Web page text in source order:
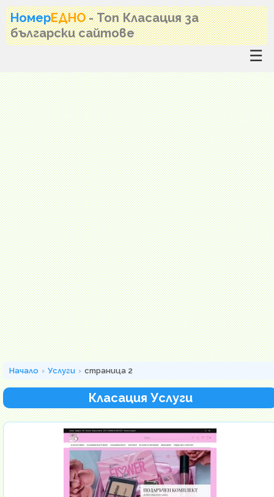
НомерЕДНО - Топ Класация за
български сайтове
☰
Начало Услуги страница 2
Класация Услуги